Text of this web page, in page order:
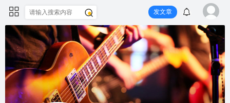
发文章